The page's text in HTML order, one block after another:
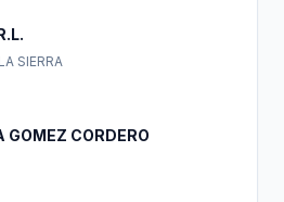
SIERRA
GOMEZ CORDERO